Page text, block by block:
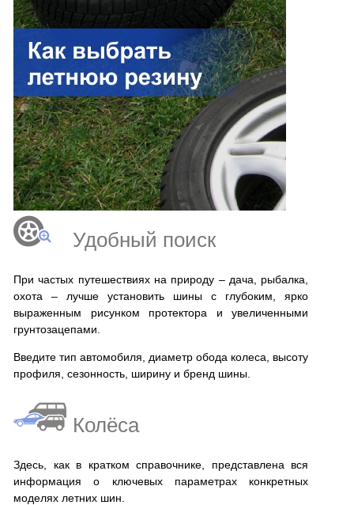
Удобный поиск
При частых путешествиях на природу – дача, рыбалка,
охота – лучше установить шины с глубоким, ярко
выраженным рисунком протектора и увеличенными
грунтозацепами.
Введите тип автомобиля, диаметр обода колеса, высоту
профиля, сезонность, ширину и бренд шины.
Колёса
Здесь, как в кратком справочнике, представлена вся
информация о ключевых параметрах конкретных
моделях летних шин.